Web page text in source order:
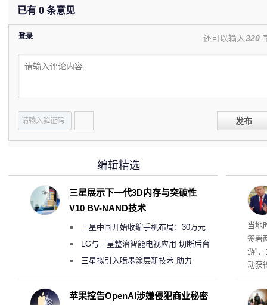
已有 0 条意见
登录 还可以输入320
发布
育
当地
签署
游”
动获
育
编辑精选
三星展示下一代3D内存与突破性
V10 BV-NAND技术
三星中国开始收缩手机布局：30万元
月销售额不达标门店 将被逐步清退
LG与三星整治智能电视应用 切断后台
偷偷共享带宽的违规行为
三星拟引入喷墨涂层新技术 助力
度
苹果控告OpenAI涉嫌侵犯商业秘密